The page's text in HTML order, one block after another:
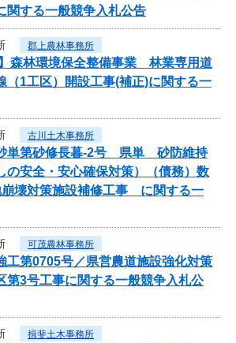
する一般競争入札公告
郡上農林事務所
】森林環境保全整備事業 林業専用道
（1工区）開設工事(補正)に関する一
古川土木事務所
砂単第砂修長暮-2号 県単 砂防維持
の安全・安心確保対策）（債務）数
崩壊対策施設補修工事 に関する一
可茂農林事務所
工第0705号／県営農道施設強化対策
第3号工事に関する一般競争入札公
揖斐土木事務所